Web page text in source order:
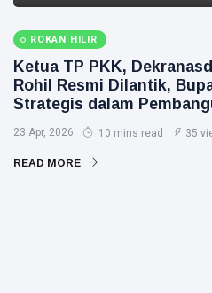
ROKAN HILIR
Ketua TP PKK,
Rohil Resmi Dilantik,
Strategis dalam
23 Apr, 2026 10 mins read 35
READ MORE